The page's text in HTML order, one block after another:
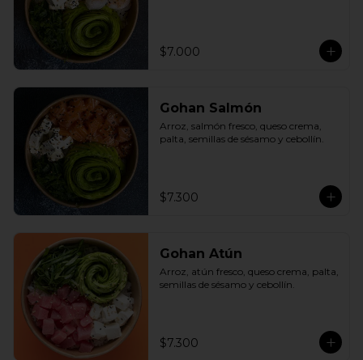
$7.000
Gohan Salmón
Arroz, salmón fresco, queso crema,
palta, semillas de sésamo y cebollín.
$7.300
Gohan Atún
Arroz, atún fresco, queso crema, palta,
semillas de sésamo y cebollín.
$7.300